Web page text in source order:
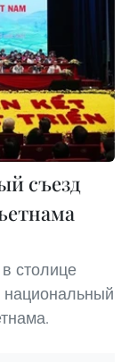
съезд
столице
национальный